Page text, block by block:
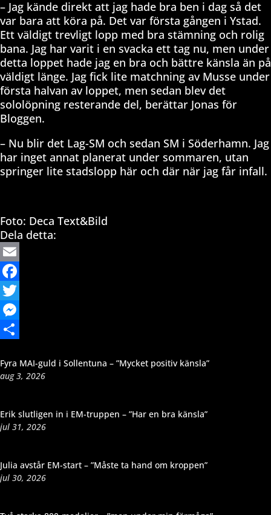
– Jag kände direkt att jag hade bra ben i dag så det
var bara att köra på. Det var första gången i Ystad.
Ett väldigt trevligt lopp med bra stämning och rolig
bana. Jag har varit i en svacka ett tag nu, men under
detta loppet hade jag en bra och bättre känsla än på
väldigt länge. Jag fick lite matchning av Musse under
första halvan av loppet, men sedan blev det
sololöpning resterande del, berättar Jonas för
Bloggen.
– Nu blir det Lag-SM och sedan SM i Söderhamn. Jag
har inget annat planerat under sommaren, utan
springer lite stadslopp här och där när jag får infall.
Foto: Deca Text&Bild
Dela detta:
Email
Facebook
Twitter
Messenger
Fyra MAI-guld i Sollentuna – ”Mycket positiv känsla”
aug 3, 2026
Erik slutligen in i EM-truppen – ”Har en bra känsla”
jul 31, 2026
Julia avstår EM-start – ”Måste ta hand om kroppen”
jul 30, 2026